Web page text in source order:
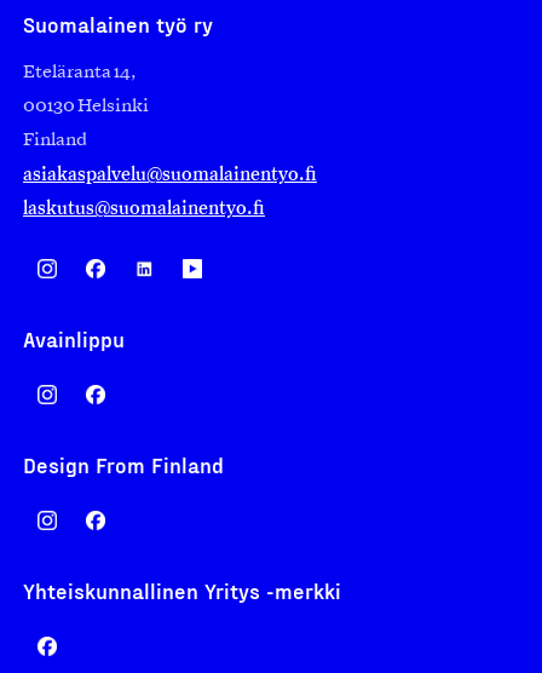
Suomalainen työ ry
Eteläranta 14,
00130 Helsinki
Finland
asiakaspalvelu@suomalainentyo.fi
laskutus@suomalainentyo.fi
Avainlippu
Design From Finland
Yhteiskunnallinen Yritys -merkki